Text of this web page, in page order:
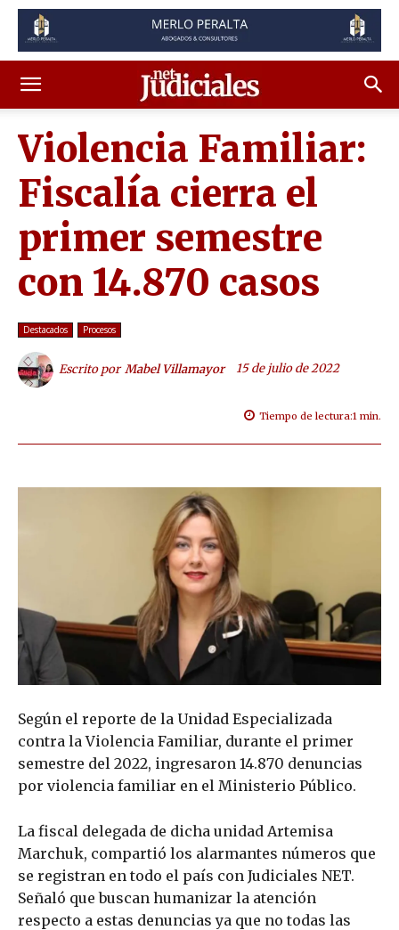
Violencia Familiar:
Fiscalía cierra el
primer semestre
con 14.870 casos
Destacados Procesos
Escrito por Mabel Villamayor 15 de julio de 2022
Tiempo de lectura:1 min.
Según el reporte de la Unidad Especializada
contra la Violencia Familiar, durante el primer
semestre del 2022, ingresaron 14.870 denuncias
por violencia familiar en el Ministerio Público.
La fiscal delegada de dicha unidad Artemisa
Marchuk, compartió los alarmantes números que
se registran en todo el país con Judiciales NET.
Señaló que buscan humanizar la atención
respecto a estas denuncias ya que no todas las